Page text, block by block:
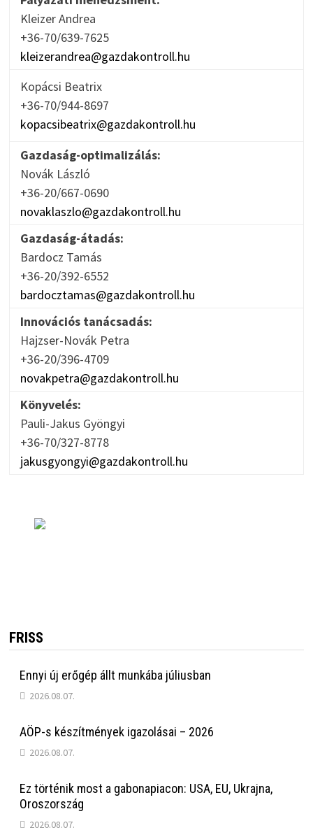
Kleizer Andrea
+36-70/639-7625
kleizerandrea@gazdakontroll.hu
Kopácsi Beatrix
+36-70/944-8697
kopacsibeatrix@gazdakontroll.hu
Gazdaság-optimalizálás:
Novák László
+36-20/667-0690
novaklaszlo@gazdakontroll.hu
Gazdaság-átadás:
Bardocz Tamás
+36-20/392-6552
bardocztamas@gazdakontroll.hu
Innovációs tanácsadás:
Hajzser-Novák Petra
+36-20/396-4709
novakpetra@gazdakontroll.hu
Könyvelés:
Pauli-Jakus Gyöngyi
+36-70/327-8778
jakusgyongyi@gazdakontroll.hu
FRISS
Ennyi új erőgép állt munkába júliusban
2026.08.07.
AÖP-s készítmények igazolásai – 2026
2026.08.07.
Ez történik most a gabonapiacon: USA, EU, Ukrajna,
Oroszország
2026.08.07.